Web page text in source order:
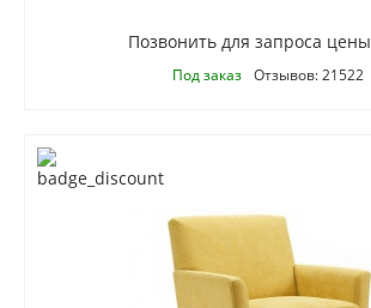
Позвонить для запроса цены
Под заказ Отзывов: 21522